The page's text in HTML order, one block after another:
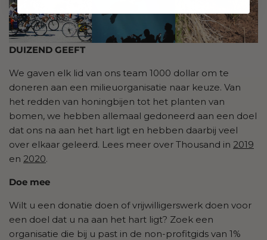
DUIZEND GEEFT
We gaven elk lid van ons team 1000 dollar om te
doneren aan een milieuorganisatie naar keuze. Van
het redden van honingbijen tot het planten van
bomen, we hebben allemaal gedoneerd aan een doel
dat ons na aan het hart ligt en hebben daarbij veel
over elkaar geleerd. Lees meer over Thousand in 2019
en 2020.
Doe mee
Wilt u een donatie doen of vrijwilligerswerk doen voor
een doel dat u na aan het hart ligt? Zoek een
organisatie die bij u past in de non-profitgids van 1%